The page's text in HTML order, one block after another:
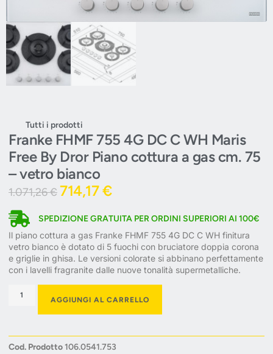
Tutti i prodotti
Franke FHMF 755 4G DC C WH Maris
Free By Dror Piano cottura a gas cm. 75
– vetro bianco
1.071,26€714,17€
SPEDIZIONE GRATUITA PER ORDINI SUPERIORI AI 100€
Il piano cottura a gas Franke FHMF 755 4G DC C WH finitura
vetro bianco è dotato di 5 fuochi con bruciatore doppia corona
e griglie in ghisa. Le versioni colorate si abbinano perfettamente
con i lavelli fragranite dalle nuove tonalità supermetalliche.
AGGIUNGI AL CARRELLO
Cod. Prodotto106.0541.753